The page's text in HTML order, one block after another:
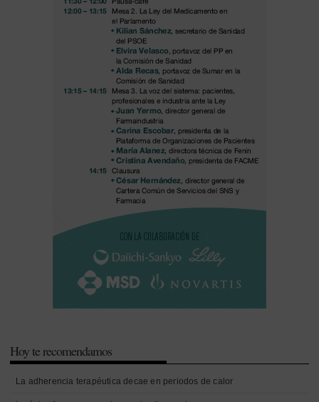
Hoy te recomendamos
La adherencia terapéutica decae en periodos de calor